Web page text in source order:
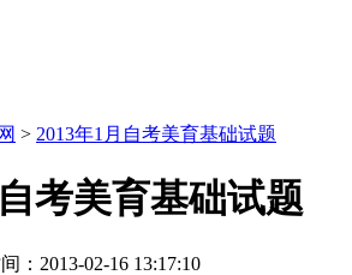
> 2013年1月自考美育基础试题
考美育基础试题
：2013-02-16 13:17:10